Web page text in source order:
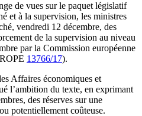
de vues sur le paquet législatif
et à la supervision, les ministres
vendredi 12 décembre, des
de la supervision au niveau
par la Commission européenne
13766/17).
Affaires économiques et
l’ambition du texte, en exprimant
des réserves sur une
potentiellement coûteuse.